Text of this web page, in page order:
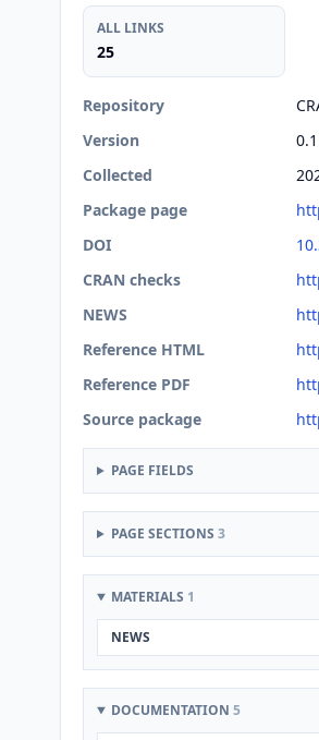
ALL LINKS
25
Repository
Version
Collected
Package page
DOI
CRAN checks
NEWS
Reference HTML
Reference PDF
Source package
PAGE FIELDS
PAGE SECTIONS 3
MATERIALS 1
NEWS
DOCUMENTATION 5